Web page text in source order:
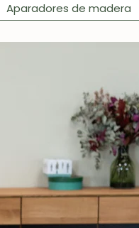
Aparadores de madera